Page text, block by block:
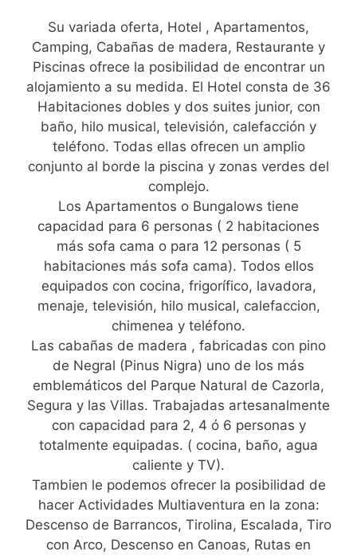
Su variada oferta, Hotel , Apartamentos,
Camping, Cabañas de madera, Restaurante y
Piscinas ofrece la posibilidad de encontrar un
alojamiento a su medida. El Hotel consta de 36
Habitaciones dobles y dos suites junior, con
baño, hilo musical, televisión, calefacción y
teléfono. Todas ellas ofrecen un amplio
conjunto al borde la piscina y zonas verdes del
complejo.
Los Apartamentos o Bungalows tiene
capacidad para 6 personas ( 2 habitaciones
más sofa cama o para 12 personas ( 5
habitaciones más sofa cama). Todos ellos
equipados con cocina, frigorífico, lavadora,
menaje, televisión, hilo musical, calefaccion,
chimenea y teléfono.
Las cabañas de madera , fabricadas con pino
de Negral (Pinus Nigra) uno de los más
emblemáticos del Parque Natural de Cazorla,
Segura y las Villas. Trabajadas artesanalmente
con capacidad para 2, 4 ó 6 personas y
totalmente equipadas. ( cocina, baño, agua
caliente y TV).
Tambien le podemos ofrecer la posibilidad de
hacer Actividades Multiaventura en la zona:
Descenso de Barrancos, Tirolina, Escalada, Tiro
con Arco, Descenso en Canoas, Rutas en